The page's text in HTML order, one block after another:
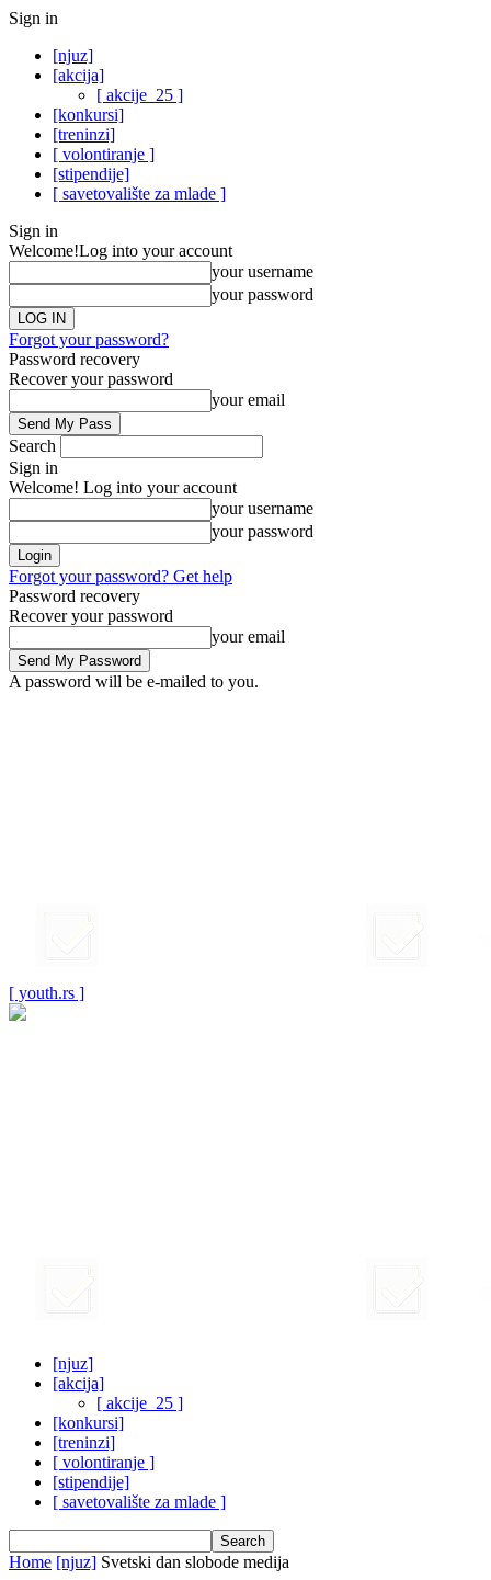
Sign in
[njuz]
[akcija]
[ akcije_25 ]
[konkursi]
[treninzi]
[ volontiranje ]
[stipendije]
[ savetovalište za mlade ]
Sign in
Welcome!Log into your account
your username
your password
Forgot your password?
Password recovery
Recover your password
your email
Search
Sign in
Welcome! Log into your account
your username
your password
Forgot your password? Get help
Password recovery
Recover your password
your email
A password will be e-mailed to you.
[ youth.rs ]
[njuz]
[akcija]
[ akcije_25 ]
[konkursi]
[treninzi]
[ volontiranje ]
[stipendije]
[ savetovalište za mlade ]
Home [njuz] Svetski dan slobode medija